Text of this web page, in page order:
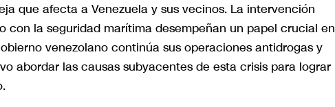
que afecta a Venezuela y sus vecinos. La intervención
con la seguridad marítima desempeñan un papel crucial en
venezolano continúa sus operaciones antidrogas y
abordar las causas subyacentes de esta crisis para lograr